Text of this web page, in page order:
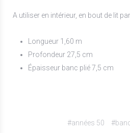
A utiliser en intérieur, en bout de lit
Longueur 1,60 m
Profondeur 27,5 cm
Épaisseur banc plié 7,5 cm
#années 50